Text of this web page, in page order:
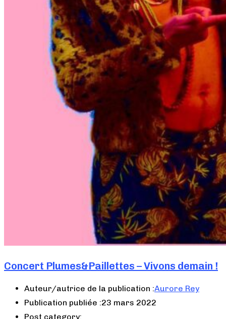
Concert Plumes&Paillettes – Vivons demain !
Auteur/autrice de la publication :Aurore Rey
Publication publiée :23 mars 2022
Post category: